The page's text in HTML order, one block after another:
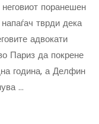
поранешен
тврди дека
адвокати
Париз да покрене
година, а Делфин
…